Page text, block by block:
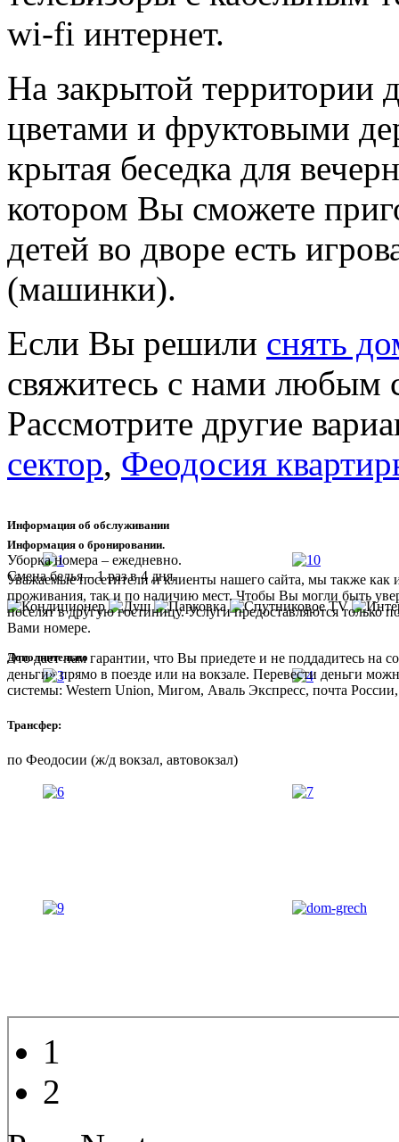
wi-fi интернет.
На закрытой территории
цветами и фруктовыми
крытая беседка для
котором Вы сможете
детей во дворе есть
(машинки).
Если Вы решили снять
свяжитесь с нами любым
Рассмотрите другие
сектор, Феодосия
Информация об обслуживании
Уборка номера – ежедневно.
Смена белья – 1 раз в 4 дня.
Дополнительно
Информация о бронировании.
Уважаемые посетители и клиенты нашего сайта, мы также
проживания, так и по наличию мест. Чтобы Вы могли быть
поселят в другую гостиницу. Услуги предоставляются
Вами номере.
Это дает нам гарантии, что Вы приедете и не поддадитесь
деньги» прямо в поезде или на вокзале. Перевести деньги
системы: Western Union, Мигом, Аваль Экспресс, почта
Трансфер:
по Феодосии (ж/д вокзал, автовокзал)
1
2